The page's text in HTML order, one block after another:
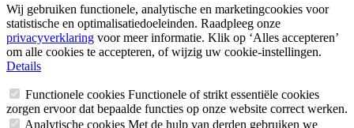
Wij gebruiken functionele, analytische en marketingcookies voor
statistische en optimalisatiedoeleinden. Raadpleeg onze
privacyverklaring voor meer informatie. Klik op ‘Alles accepteren’
om alle cookies te accepteren, of wijzig uw cookie-instellingen.
Details
Functionele cookies Functionele of strikt essentiële cookies
zorgen ervoor dat bepaalde functies op onze website correct werken.
Analytische cookies Met de hulp van derden gebruiken we